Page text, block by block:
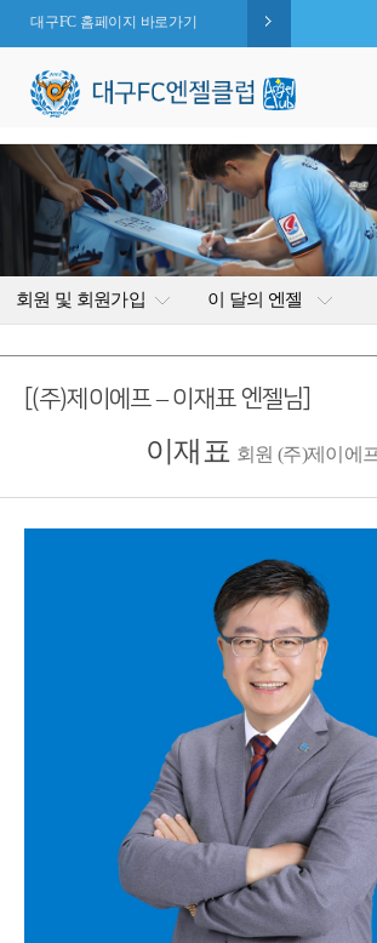
대구FC 홈페이지 바로가기
회원 및 회원가입 이 달의 엔젤
[(주)제이에프 – 이재표 엔젤님]
이재표 회원 (주)제이에